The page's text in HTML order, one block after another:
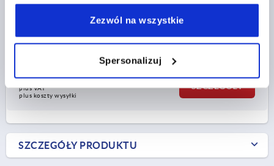
Zezwól na wszystkie
Spersonalizuj
NAZWA=ZAPIĘCIE
FORMA=B
D2=3,2
23,11 PLN
plus VAT
plus koszty wysyłki
SZCZEGÓŁY
SZCZEGÓŁY PRODUKTU